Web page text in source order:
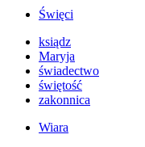
Święci
ksiądz
Maryja
świadectwo
świętość
zakonnica
Wiara